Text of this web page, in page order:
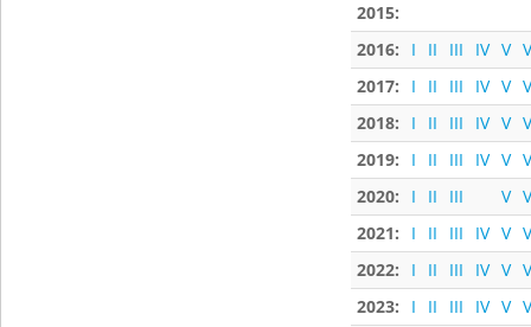
2015:
2016:
I II III IV V
2017:
I II III IV V
2018:
I II III IV V
2019:
I II III IV V
2020:
I II III V
2021:
I II III IV V
2022:
I II III IV V
2023:
I II III IV V